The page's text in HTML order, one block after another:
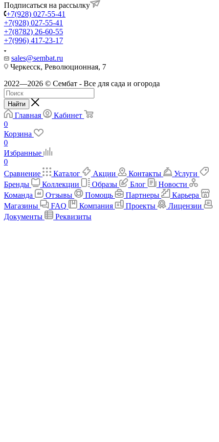
Подписаться на рассылку
+7(928) 027-55-41
+7(928) 027-55-41
+7(8782) 26-60-55
+7(996) 417-23-17
sales@sembat.ru
Черкесск, Революционная, 7
2022—2026 © Сембат - Все для сада и огорода
Найти
Главная
Кабинет
0
Корзина
0
Избранные
0
Сравнение
Каталог Акции Контакты
Услуги
Бренды
Коллекции Образы Блог
Новости
Команда
Отзывы Помощь Партнеры
Карьера
Магазины
FAQ Компания Проекты
Лицензии
Документы
Реквизиты